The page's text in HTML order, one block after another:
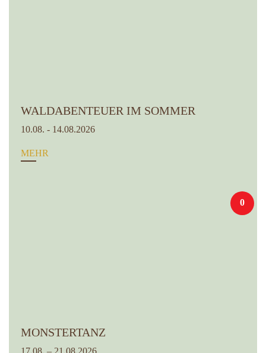
WALDABENTEUER IM SOMMER
10.08. - 14.08.2026
MEHR
0
MONSTERTANZ
17.08. – 21.08.2026